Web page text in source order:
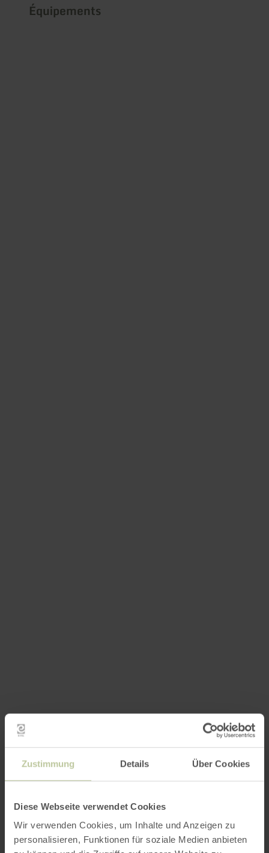
Zustimmung Details Über Cookies
Diese Webseite verwendet Cookies
Wir verwenden Cookies, um Inhalte und Anzeigen zu
personalisieren, Funktionen für soziale Medien anbieten
Équipements